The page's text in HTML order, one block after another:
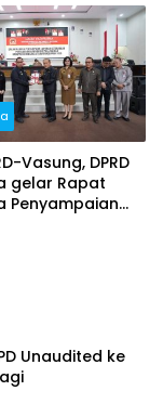
Vasung, DPRD
gelar Rapat
Penyampaian
Unaudited ke